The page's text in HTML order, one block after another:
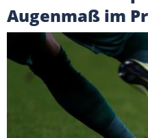
Augenmaß im